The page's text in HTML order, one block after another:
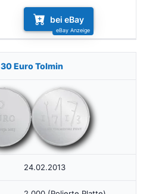
bei eBay
30 Euro Tolmin
24.02.2013